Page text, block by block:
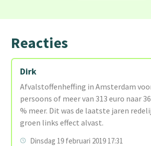
Reacties
Dirk
Afvalstoffenheffing in Amsterdam
persoons of meer van 313 euro naar
% meer. Dit was de laatste jaren
groen links effect alvast.
Dinsdag 19 februari 2019 17:31